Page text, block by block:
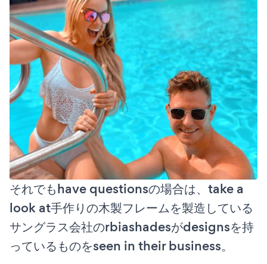
それでもhave questionsの場合は、take a
look at手作りの木製フレームを製造している
サングラス会社のrbiashadesがdesignsを持
っているものをseen in their business。